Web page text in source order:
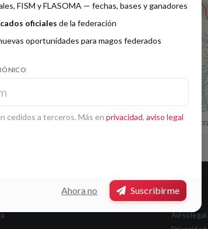
Pulsa
FISM y FLASOMA — fechas, bases y ganadores
oficiales de la federación
oportunidades para magos federados
cedidos a terceros. Más en privacidad, aviso legal
Ahora no SuscribirmeLegal
Aviso legal